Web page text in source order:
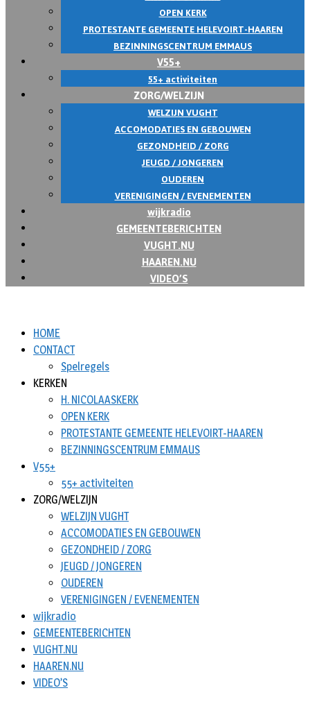
OPEN KERK
PROTESTANTE GEMEENTE HELEVOIRT-HAAREN
BEZINNINGSCENTRUM EMMAUS
V55+
55+ activiteiten
ZORG/WELZIJN
WELZIJN VUGHT
ACCOMODATIES EN GEBOUWEN
GEZONDHEID / ZORG
JEUGD / JONGEREN
OUDEREN
VERENIGINGEN / EVENEMENTEN
wijkradio
GEMEENTEBERICHTEN
VUGHT.NU
HAAREN.NU
VIDEO’S
HOME
CONTACT
Spelregels
KERKEN
H. NICOLAASKERK
OPEN KERK
PROTESTANTE GEMEENTE HELEVOIRT-HAAREN
BEZINNINGSCENTRUM EMMAUS
V55+
55+ activiteiten
ZORG/WELZIJN
WELZIJN VUGHT
ACCOMODATIES EN GEBOUWEN
GEZONDHEID / ZORG
JEUGD / JONGEREN
OUDEREN
VERENIGINGEN / EVENEMENTEN
wijkradio
GEMEENTEBERICHTEN
VUGHT.NU
HAAREN.NU
VIDEO’S